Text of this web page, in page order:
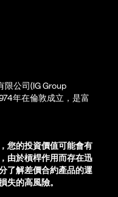
限公司(IG Group
年在倫敦成立，是富
您的投資價值可能會有
由於槓桿作用而存在迅
了解差價合約產品的運
失的高風險。